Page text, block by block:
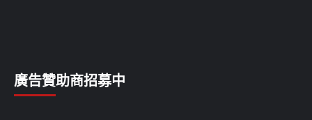
廣告贊助商招募中